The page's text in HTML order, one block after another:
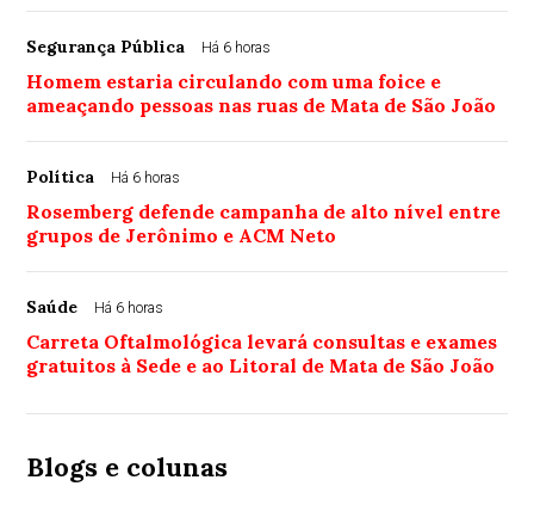
Segurança Pública Há 6 horas
Homem estaria circulando com uma foice e
ameaçando pessoas nas ruas de Mata de São João
Política Há 6 horas
Rosemberg defende campanha de alto nível entre
grupos de Jerônimo e ACM Neto
Saúde Há 6 horas
Carreta Oftalmológica levará consultas e exames
gratuitos à Sede e ao Litoral de Mata de São João
Blogs e colunas